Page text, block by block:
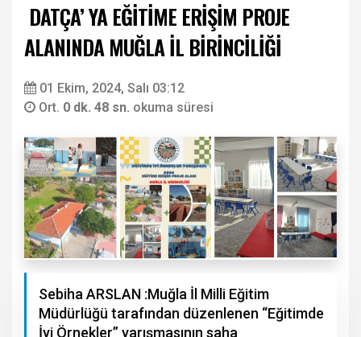
DATÇA’ YA EĞİTİME ERİŞİM PROJE
ALANINDA MUĞLA İL BİRİNCİLİĞİ
01 Ekim, 2024, Salı 03:12
Ort. 0 dk. 48 sn. okuma süresi
Sebiha ARSLAN :Muğla İl Milli Eğitim
Müdürlüğü tarafından düzenlenen “Eğitimde
İyi Örnekler” yarışmasının saha